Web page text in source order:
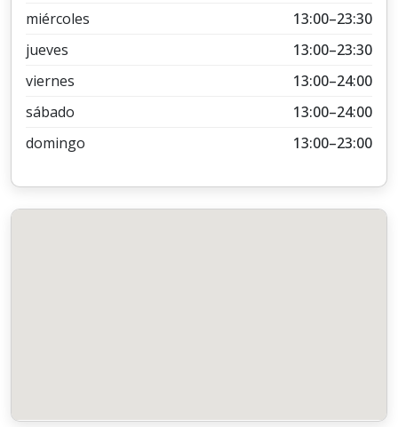
miércoles
13:00–23:30
jueves
13:00–23:30
viernes
13:00–24:00
sábado
13:00–24:00
domingo
13:00–23:00